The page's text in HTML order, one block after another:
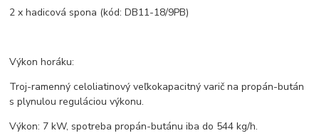
2 x hadicová spona (kód: DB11-18/9PB)
Výkon horáku:
Troj-ramenný celoliatinový veľkokapacitný varič na propán-bután
s plynulou reguláciou výkonu.
Výkon: 7 kW, spotreba propán-butánu iba do 544 kg/h.